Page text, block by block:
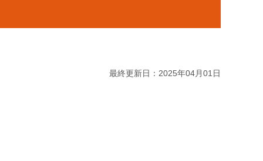
最終更新日：2025年04月01日